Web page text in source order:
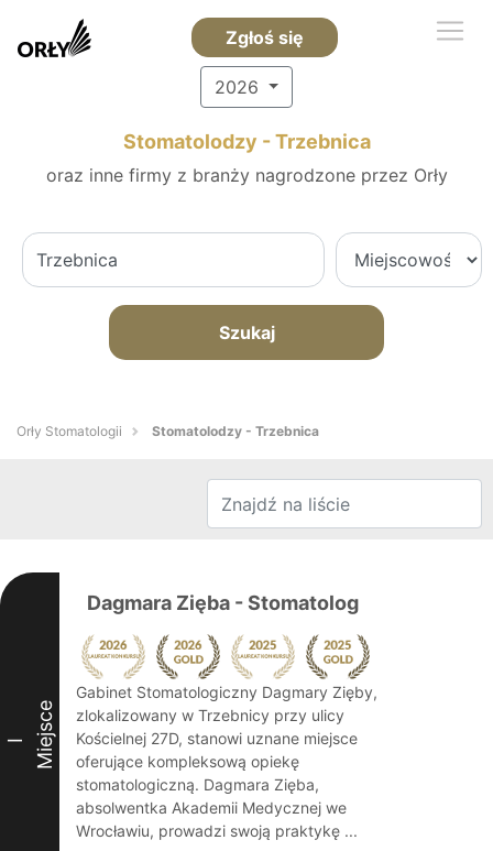
Zgłoś się
2026
Stomatolodzy - Trzebnica
oraz inne firmy z branży nagrodzone przez Orły
Szukaj
Orły Stomatologii Stomatolodzy - Trzebnica
I Miejsce
Dagmara Zięba - Stomatolog
Gabinet Stomatologiczny Dagmary Zięby,
zlokalizowany w Trzebnicy przy ulicy
Kościelnej 27D, stanowi uznane miejsce
oferujące kompleksową opiekę
stomatologiczną. Dagmara Zięba,
absolwentka Akademii Medycznej we
Wrocławiu, prowadzi swoją praktykę ...